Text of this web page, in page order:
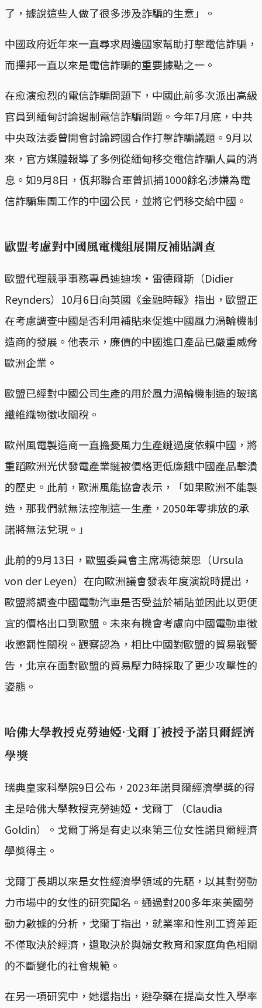
了，據說這些人做了很多涉及詐騙的生意」。
中國政府近年來一直尋求周邊國家幫助打擊電信詐騙，
而撣邦一直以來是電信詐騙的重要據點之一。
在愈演愈烈的電信詐騙問題下，中國此前多次派出高級
官員到緬甸討論遏制電信詐騙問題。今年7月底，中共
中央政法委曾開會討論跨國合作打擊詐騙議題。9月以
來，官方媒體報導了多例從緬甸移交電信詐騙人員的消
息。如9月8日，佤邦聯合軍曾抓捕1000餘名涉嫌為電
信詐騙集團工作的中國公民，並將它們移交給中國。
歐盟考慮對中國風電機組展開反補貼調查
歐盟代理競爭事務專員迪迪埃·雷德爾斯（Didier
Reynders）10月6日向英國《金融時報》指出，歐盟正
在考慮調查中國是否利用補貼來促進中國風力渦輪機制
造商的發展。他表示，廉價的中國進口產品已嚴重威脅
歐洲企業。
歐盟已經對中國公司生產的用於風力渦輪機制造的玻璃
纖維織物徵收關稅。
歐州風電製造商一直擔憂風力生產鏈過度依賴中國，將
重蹈歐洲光伏發電產業鏈被價格更低廉餓中國產品擊潰
的歷史。此前，歐洲風能協會表示，「如果歐洲不能製
造，那我們就無法控制這一生產，2050年零排放的承
諾將無法兌現。」
此前的9月13日，歐盟委員會主席馮德萊恩（Ursula
von der Leyen）在向歐洲議會發表年度演說時提出，
歐盟將調查中國電動汽車是否受益於補貼並因此以更便
宜的價格出口到歐盟。未來有機會考慮向中國電動車徵
收懲罰性關稅。觀察認為，相比中國對歐盟的貿易戰警
告，北京在面對歐盟的貿易壓力時採取了更少攻擊性的
姿態。
哈佛大學教授克勞迪婭·戈爾丁被授予諾貝爾經濟
學獎
瑞典皇家科學院9日公布，2023年諾貝爾經濟學獎的得
主是哈佛大學教授克勞迪婭·戈爾丁 （Claudia
Goldin）。戈爾丁將是有史以來第三位女性諾貝爾經濟
學獎得主。
戈爾丁長期以來是女性經濟學領域的先驅，以其對勞動
力市場中的女性的研究聞名。通過對200多年來美國勞
動力數據的分析，戈爾丁指出，就業率和性別工資差距
不僅取決於經濟，還取決於與婦女教育和家庭角色相關
的不斷變化的社會規範。
在另一項研究中，她還指出，避孕藥在提高女性入學率